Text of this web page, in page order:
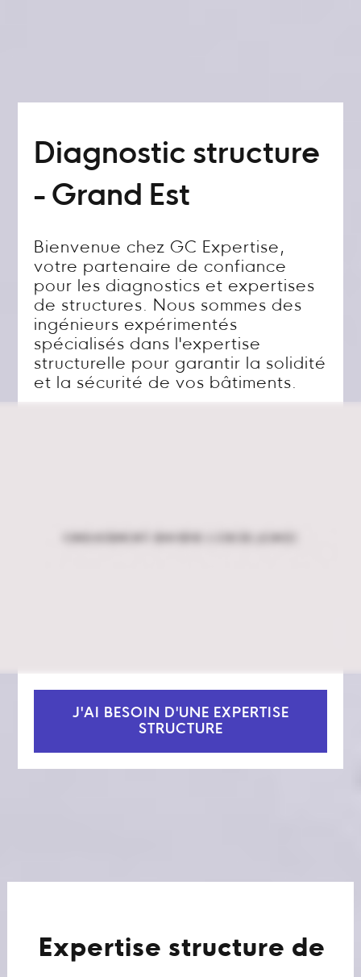
Diagnostic structure
- Grand Est
Bienvenue chez GC Expertise,
votre partenaire de confiance
pour les diagnostics et expertises
de structures. Nous sommes des
ingénieurs expérimentés
spécialisés dans l'expertise
structurelle pour garantir la solidité
et la sécurité de vos bâtiments.
J'AI BESOIN D'UNE EXPERTISE
STRUCTURE
Expertise structure de